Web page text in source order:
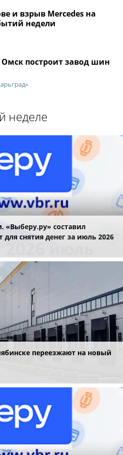
и взрыв Mercedes на
недели
Омск построит завод шин
неделе
составил
снятия денег за июль 2026
переезжают на новый